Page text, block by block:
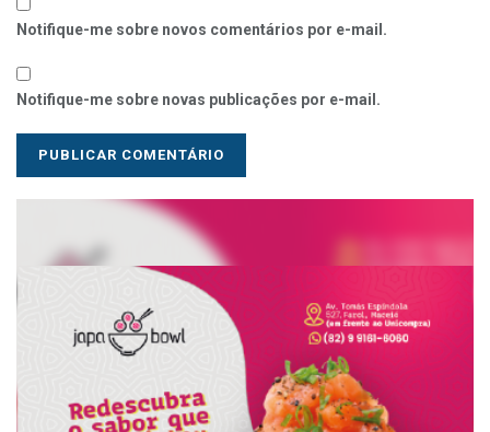
Notifique-me sobre novos comentários por e-mail.
Notifique-me sobre novas publicações por e-mail.